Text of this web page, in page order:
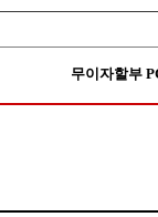
무이자할부